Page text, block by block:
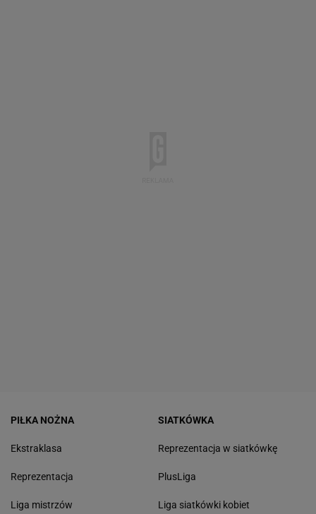
PIŁKA NOŻNA
Ekstraklasa
Reprezentacja
Liga mistrzów
SIATKÓWKA
Reprezentacja w siatkówkę
PlusLiga
Liga siatkówki kobiet